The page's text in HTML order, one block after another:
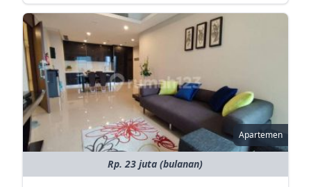
Apartemen
Rp. 23 juta (bulanan)